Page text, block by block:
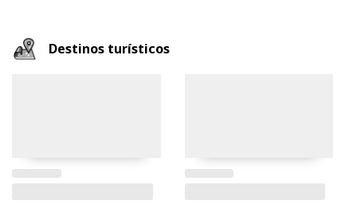
Destinos turísticos